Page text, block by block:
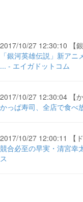
2017/10/27 12:30:10 【銀
「銀河英雄伝説」新ア
... - エイガドットコム
2017/10/27 12:30:04 【か
かっぱ寿司、全店で食べ
2017/10/27 12:00:11 【
競合必至の早実・清宮幸
ス